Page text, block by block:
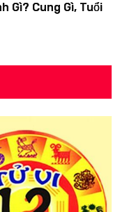
Gì? Cung Gì, Tuổi